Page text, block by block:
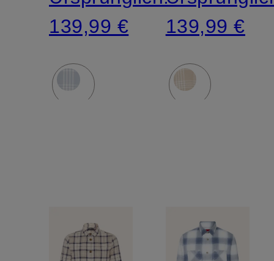
139,99 €
139,99 €